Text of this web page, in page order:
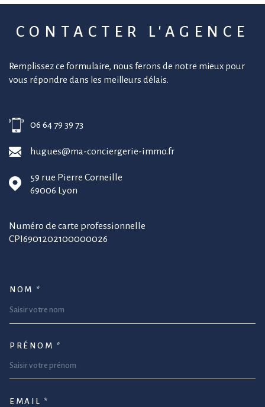
CONTACTER L'AGENCE
Remplissez ce formulaire, nous ferons de notre mieux pour
vous répondre dans les meilleurs délais.
06 64 79 39 73
hugues@ma-conciergerie-immo.fr
59 rue Pierre Corneille
69006 Lyon
Numéro de carte professionnelle
CPI6901202100000026
NOM *
PRÉNOM *
EMAIL *